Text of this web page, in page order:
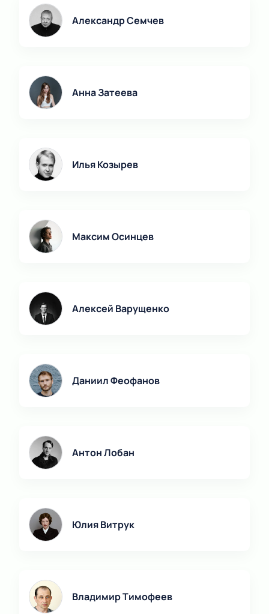
Александр Семчев
Анна Затеева
Илья Козырев
Максим Осинцев
Алексей Варущенко
Даниил Феофанов
Антон Лобан
Юлия Витрук
Владимир Тимофеев